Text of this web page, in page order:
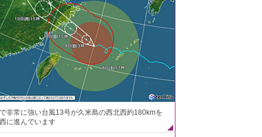
非常に強い台風13号が久米島の西北西約180kmを
に進んでいます